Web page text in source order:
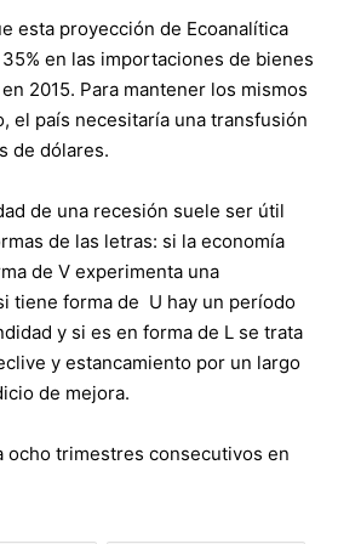
esta proyección de Ecoanalítica
en las importaciones de bienes
2015. Para mantener los mismos
el país necesitaría una transfusión
de dólares.
de una recesión suele ser útil
de las letras: si la economía
de V experimenta una
tiene forma de U hay un período
y si es en forma de L se trata
y estancamiento por un largo
de mejora.
ocho trimestres consecutivos en